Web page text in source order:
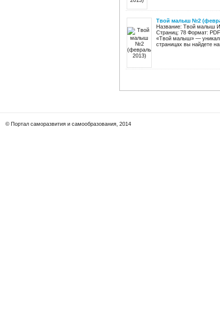
Твой малыш №2
Название: Твой малыш
Страниц: 78 Формат:
«Твой малыш» —
страницах вы найдете
© Портал саморазвития и самообразования, 2014